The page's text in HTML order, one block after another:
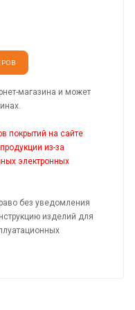
магазина и может
покрытий на сайте
из-за
электронных
без уведомления
изделий для